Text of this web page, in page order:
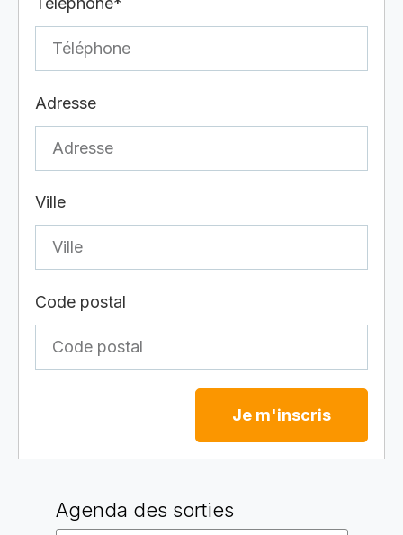
Adresse
Ville
Code postal
Je m'inscris
Agenda des sorties